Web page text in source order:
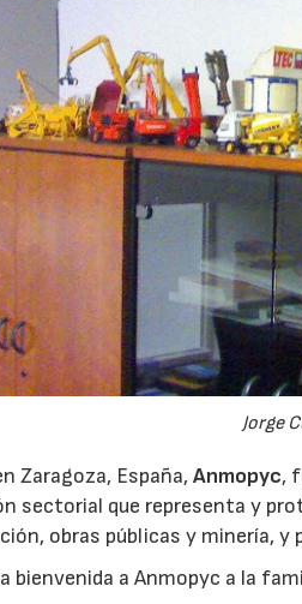
Jorge
Zaragoza, España,Anmopyc,
sectorial que representa y
obras públicas y minería,
bienvenida a Anmopyc a la